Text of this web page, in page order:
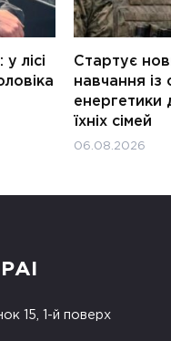
лісі
Стартує
навчання із
енергетики
їхніх сімей
06.08.2026
15, 1-й поверх